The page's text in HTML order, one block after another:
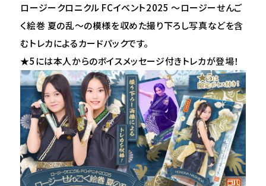
ロージークロニクル FCイベント2025 ～ロージーせんご
く絵巻 夏の乱～の模様を収めた撮り下ろし写真などを含
むトレカによるカードパックです。
★5には本人からのボイスメッセージ付きトレカが登場！